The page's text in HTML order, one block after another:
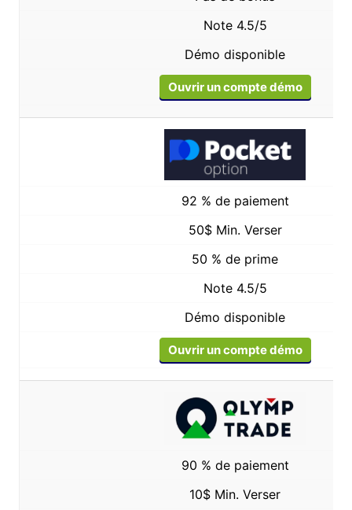
Note 4.5/5
Démo disponible
Ouvrir un compte démo
92 % de paiement
50$ Min. Verser
50 % de prime
Note 4.5/5
Démo disponible
Ouvrir un compte démo
90 % de paiement
10$ Min. Verser